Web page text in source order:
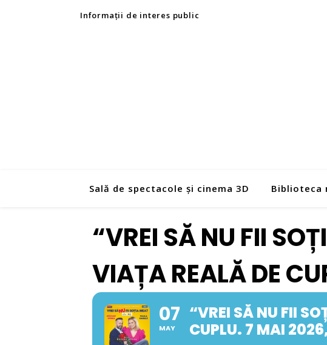
Informații de interes public
Sală de spectacole și cinema 3D Biblioteca
“VREI SĂ NU FII
VIAȚA REALĂ DE
07
MAY
“VREI SĂ NU FII
CUPLU. 7 MAI